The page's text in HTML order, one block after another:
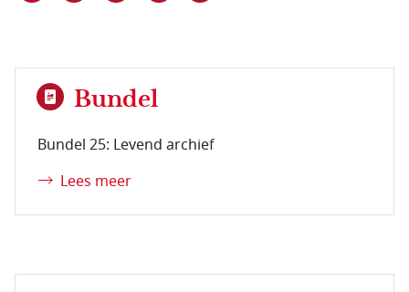
Bundel
Bundel 25: Levend archief
Lees meer